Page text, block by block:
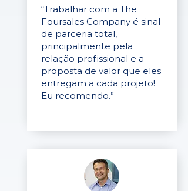
“Trabalhar com a The
Foursales Company é sinal
de parceria total,
principalmente pela
relação profissional e a
proposta de valor que eles
entregam a cada projeto!
Eu recomendo.”